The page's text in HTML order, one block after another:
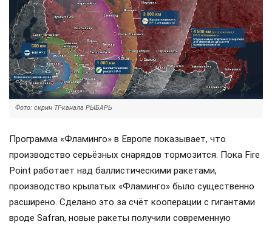
Фото: скрин ТГ-канала РЫБАРЬ
Программа «Фламинго» в Европе показывает, что
производство серьёзных снарядов тормозится. Пока Fire
Point работает над баллистическими ракетами,
производство крылатых «Фламинго» было существенно
расширено. Сделано это за счёт кооперации с гигантами
вроде Safran, новые ракеты получили современную